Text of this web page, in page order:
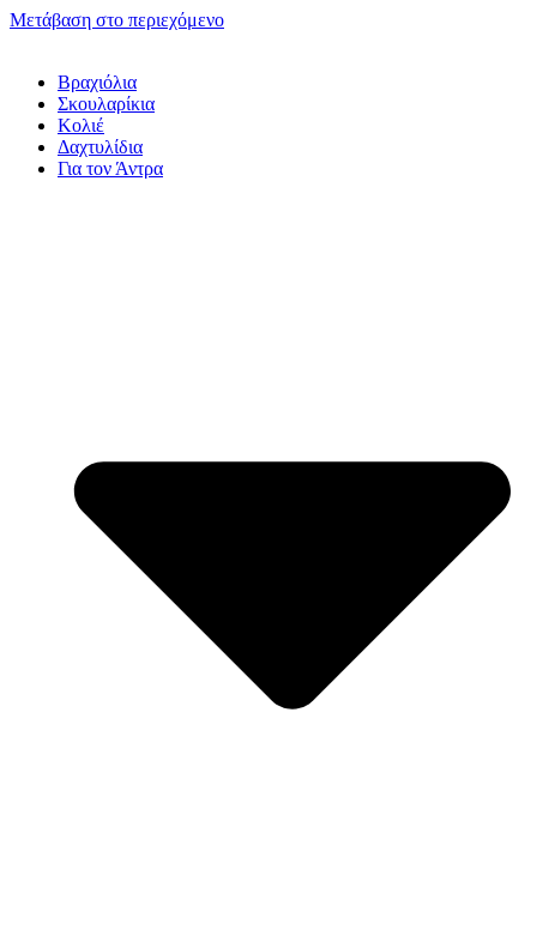
Μετάβαση στο περιεχόμενο
Βραχιόλια
Σκουλαρίκια
Κολιέ
Δαχτυλίδια
Για τον Άντρα